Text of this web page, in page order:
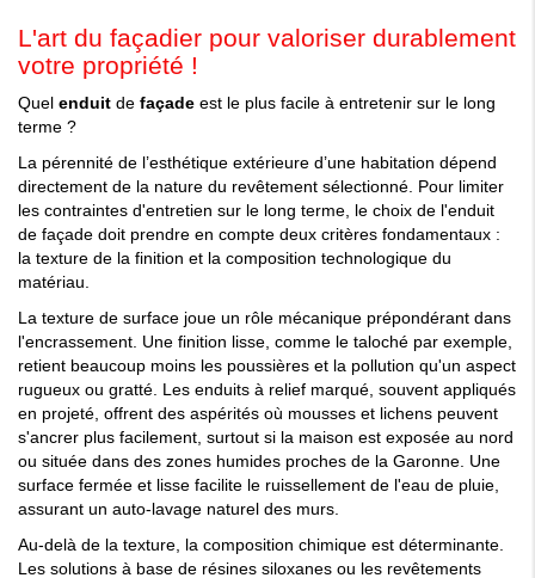
L'art du façadier pour valoriser durablement
votre propriété !
Quel enduit de façade est le plus facile à entretenir sur le long
terme ?
La pérennité de l’esthétique extérieure d’une habitation dépend
directement de la nature du revêtement sélectionné. Pour limiter
les contraintes d'entretien sur le long terme, le choix de l'enduit
de façade doit prendre en compte deux critères fondamentaux :
la texture de la finition et la composition technologique du
matériau.
La texture de surface joue un rôle mécanique prépondérant dans
l'encrassement. Une finition lisse, comme le taloché par exemple,
retient beaucoup moins les poussières et la pollution qu'un aspect
rugueux ou gratté. Les enduits à relief marqué, souvent appliqués
en projeté , offrent des aspérités où mousses et lichens peuvent
s'ancrer plus facilement, surtout si la maison est exposée au nord
ou située dans des zones humides proches de la Garonne . Une
surface fermée et lisse facilite le ruissellement de l'eau de pluie,
assurant un auto-lavage naturel des murs
Au-delà de la texture, la composition chimique est déterminante.
Les solutions à base de résines siloxanes ou les revêtements